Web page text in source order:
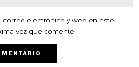
correo electrónico y web en este
vez que comente.